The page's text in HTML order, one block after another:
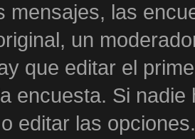
mensajes, las
un
que editar el
encuesta. Si
editar las